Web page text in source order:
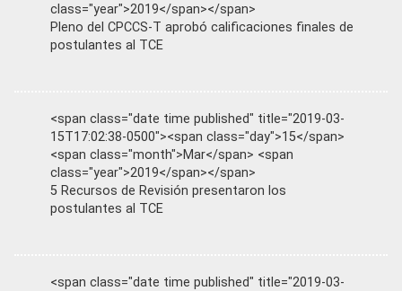
class="year">2019</span></span>
Pleno del CPCCS-T aprobó calificaciones finales de
postulantes al TCE
<span class="date time published" title="2019-03-
15T17:02:38-0500"><span class="day">15</span>
<span class="month">Mar</span> <span
class="year">2019</span></span>
5 Recursos de Revisión presentaron los
postulantes al TCE
<span class="date time published" title="2019-03-